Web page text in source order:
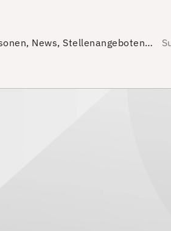
News, Stellenangeboten…